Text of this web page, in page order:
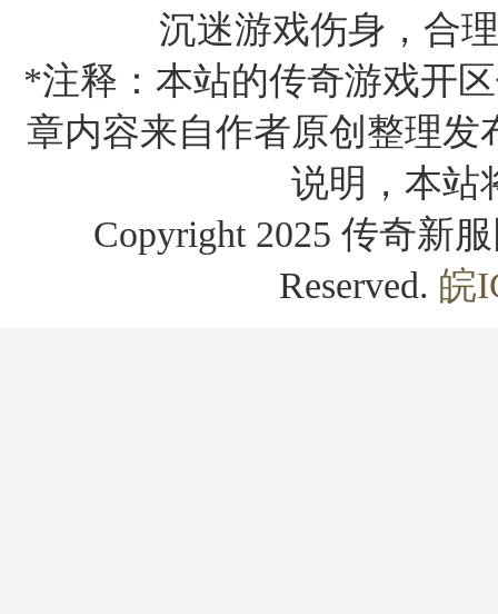
沉迷游戏伤身，合
*注释：本站的传奇游戏开
章内容来自作者原创整理
说明，本站
Copyright 2025 传奇新
Reserved. 皖